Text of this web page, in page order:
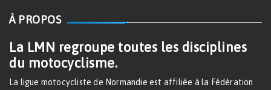
À PROPOS
La LMN regroupe toutes les disciplines
du motocyclisme.
La ligue motocycliste de Normandie est affiliée à la Fédération